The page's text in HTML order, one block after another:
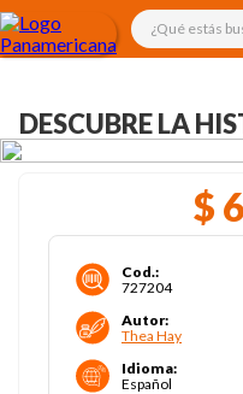
¿Qué estás
DESCUBRE LA
$
Cod.:
727204
Autor:
Thea Hay
Idioma:
Español